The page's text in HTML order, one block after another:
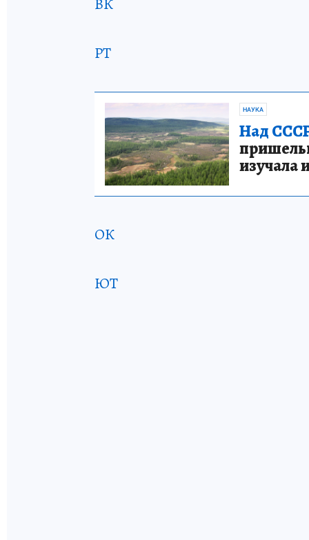
РТ
НАУКА
Над
изучала
ОК
ЮТ